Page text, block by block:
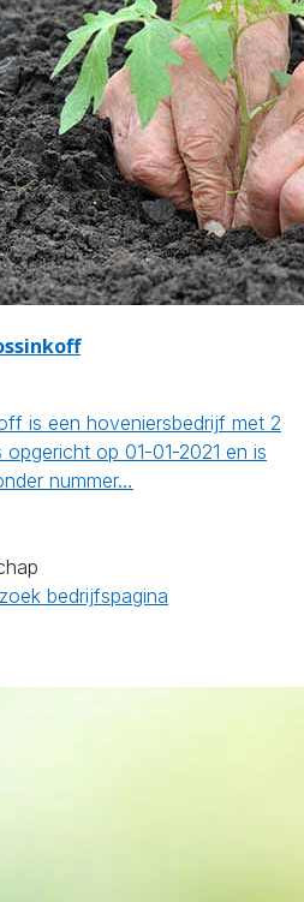
is een hoveniersbedrijf met 2
op 01-01-2021 en is
nummer…
bedrijfspagina